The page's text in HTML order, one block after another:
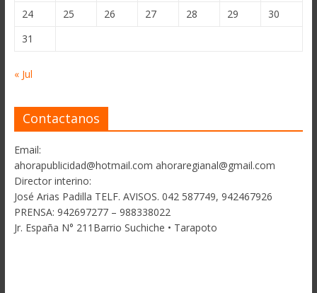
24
25 26 27 28 29
30
31
« Jul
Contactanos
Email:
ahorapublicidad@hotmail.com ahoraregianal@gmail.com
Director interino:
José Arias Padilla TELF. AVISOS. 042 587749, 942467926
PRENSA: 942697277 – 988338022
Jr. España N° 211Barrio Suchiche • Tarapoto